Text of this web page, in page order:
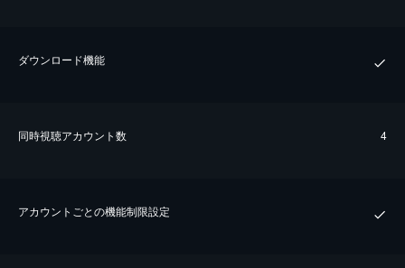
ダウンロード機能
同時視聴アカウント数 4
アカウントごとの機能制限設定